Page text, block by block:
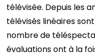
télévisée. Depuis les
télévisés linéaires
nombre de
évaluations ont à la